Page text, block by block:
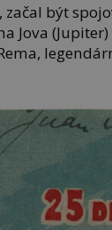
být
Jova